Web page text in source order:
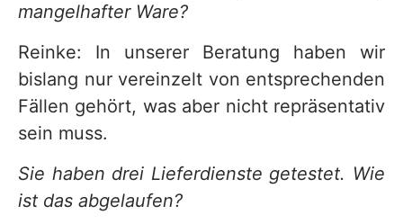
mangelhafter Ware?
Reinke: In unserer Beratung haben wir
bislang nur vereinzelt von entsprechenden
Fällen gehört, was aber nicht repräsentativ
sein muss.
Sie haben drei Lieferdienste getestet. Wie
ist das abgelaufen?